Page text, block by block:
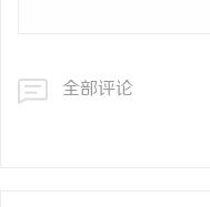
全部评论